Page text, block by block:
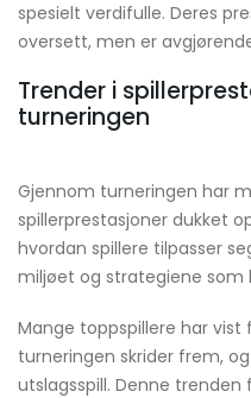
spesielt verdifulle. Deres
oversett, men er
Trender i
turneringen
Gjennom turneringen har
spillerprestasjoner dukket
hvordan spillere tilpasser
miljøet og strategiene som
Mange toppspillere har
turneringen skrider frem,
utslagsspill. Denne